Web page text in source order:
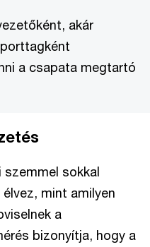
akár
a csapata megtartó
sokkal
mint amilyen
a
bizonyítja, hogy a